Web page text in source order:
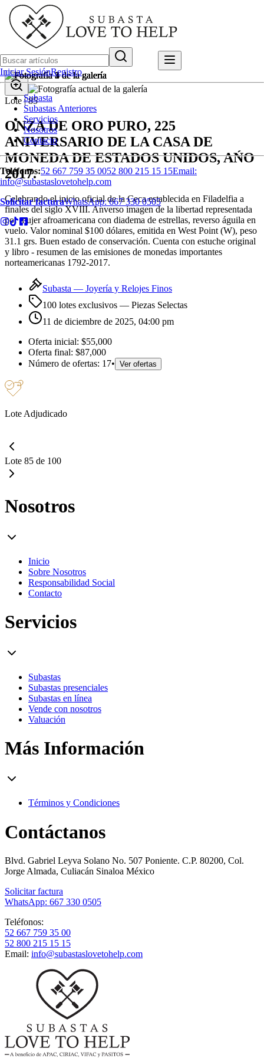
Iniciar SesiónRegistro
Subasta
Subastas Anteriores
Servicios
Nosotros
Contacto
Teléfonos:52 667 759 35 0052 800 215 15 15Email:
info@subastaslovetohelp.com
Solicitar facturaWhatsApp:667 330 0505
Lote |85
ONZA DE ORO PURO, 225
ANIVERSARIO DE LA CASA DE
MONEDA DE ESTADOS UNIDOS, AŃO
2017.
Celebrando el inicio oficial de la Ceca establecida en Filadelfia a
finales del siglo XVIII. Anverso imagen de la libertad representada
por mujer afroamericana con diadema de estrellas, reverso águila en
vuelo. Valor nominal $100 dólares, emitida en West Point (W), peso
31.1 grs. Buen estado de conservación. Cuenta con estuche original
y libro - resumen de las emisiones de monedas importantes
norteamericanas 1792-2017.
Subasta — Joyería y Relojes Finos
100 lotes exclusivos — Piezas Selectas
11 de diciembre de 2025, 04:00 pm
Oferta inicial: $55,000
Oferta final: $87,000
Número de ofertas: 17• Ver ofertas
Lote Adjudicado
Lote 85 de 100
Nosotros
Inicio
Sobre Nosotros
Responsabilidad Social
Contacto
Servicios
Subastas
Subastas presenciales
Subastas en línea
Vende con nosotros
Valuación
Más Información
Términos y Condiciones
Contáctanos
Blvd. Gabriel Leyva Solano No. 507 Poniente. C.P. 80200, Col.
Jorge Almada, Culiacán Sinaloa México
Solicitar factura
WhatsApp: 667 330 0505
Teléfonos:
52 667 759 35 00
52 800 215 15 15
Email: info@subastaslovetohelp.com